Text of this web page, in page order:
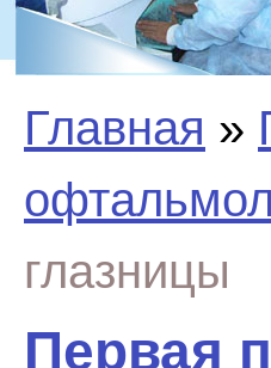
Главная »
глазницы
Первая